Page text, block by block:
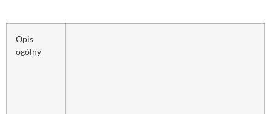
Opis
ogólny